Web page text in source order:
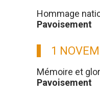
Hommage
Pavoisement
1
Mémoire et
Pavoisement